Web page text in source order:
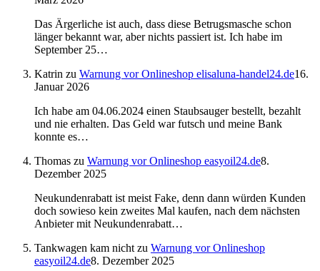
Das Ärgerliche ist auch, dass diese Betrugsmasche schon
länger bekannt war, aber nichts passiert ist. Ich habe im
September 25…
Katrin zu Warnung vor Onlineshop elisaluna-handel24.de16.
Januar 2026
Ich habe am 04.06.2024 einen Staubsauger bestellt, bezahlt
und nie erhalten. Das Geld war futsch und meine Bank
konnte es…
Thomas zu Warnung vor Onlineshop easyoil24.de8.
Dezember 2025
Neukundenrabatt ist meist Fake, denn dann würden Kunden
doch sowieso kein zweites Mal kaufen, nach dem nächsten
Anbieter mit Neukundenrabatt…
Tankwagen kam nicht zu Warnung vor Onlineshop
easyoil24.de8. Dezember 2025